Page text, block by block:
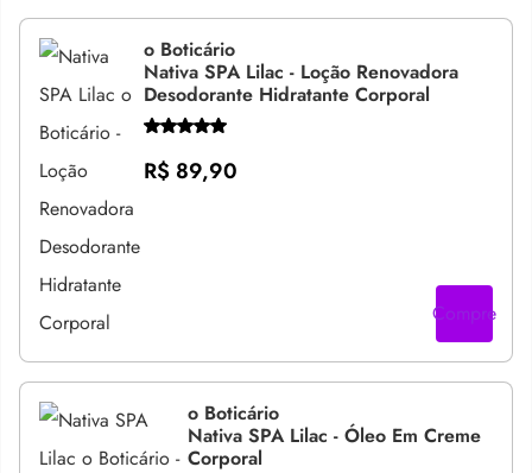
o Boticário
Nativa SPA Lilac - Loção Renovadora
Desodorante Hidratante Corporal
R$ 89,90
Compre
o Boticário
Nativa SPA Lilac - Óleo Em Creme
Corporal